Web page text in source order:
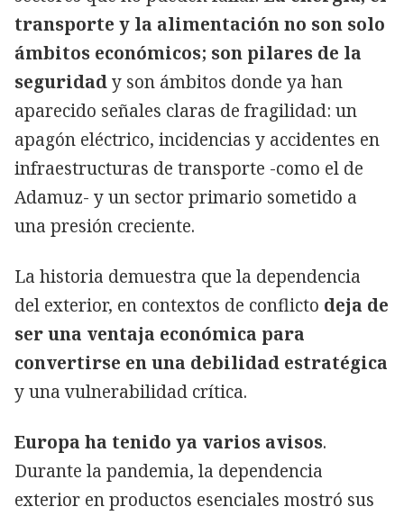
transporte y la alimentación no son solo
ámbitos económicos; son pilares de la
seguridady son ámbitos donde ya han
aparecido señales claras de fragilidad: un
apagón eléctrico, incidencias y accidentes en
infraestructuras de transporte -como el de
Adamuz- y un sector primario sometido a
una presión creciente.
La historia demuestra que la dependencia
del exterior, en contextos de conflicto deja de
ser una ventaja económica para
convertirse en una debilidad estratégica
y una vulnerabilidad crítica.
Europa ha tenido ya varios avisos.
Durante la pandemia, la dependencia
exterior en productos esenciales mostró sus